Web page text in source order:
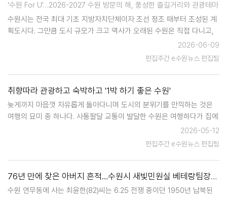
'수원 For U'…2026-2027 수원 방문의 해, 풍성한 즐길거리와 관광테마
수원시는 전국 최대 기초 지방자치단체이자 조선 정조 때부터 조성된 계
획도시다. 그만큼 도시 규모가 크고 역사가 오래된 수원은 직접 다니고,
직접 만지고, 직접 보아야 할 명소가 많다. 한 번 방문으로 수원의 매력을
확인할 수 없기 때문이다. 2026-2027 수원 방문의 해를…
2026-06-09
편집주간 e수원뉴스 편집팀
취향따라 관광하고 숙박하고 '1박 하기 좋은 수원'
늦게까지 마음껏 자유롭게 돌아다니며 도시의 분위기를 만끽하는 것은
여행의 묘미 중 하나다. 사통팔달 교통이 발달한 수원은 여행하다가 집에
돌아가기가 편해 숙박을 고려하지 않는 경우가 많지만, 숙박을 선택하면
더 다채로운 경험을 할 수 있다. 관광객들이 취향에 맞는 숙소를 선택해
2026-05-12
편집주간 e수원뉴스 편집팀
76년 만에 찾은 아버지 흔적…수원시 새빛민원실 베테랑팀장들, 6.25때 납북된 민원인 아버지 기록 찾았다
수원 연무동에 사는 최윤한(82)씨는 6.25 전쟁 중이던 1950년 납북된